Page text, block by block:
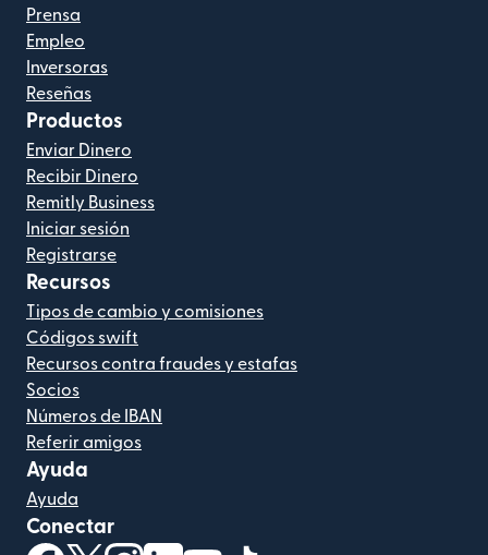
Prensa
Empleo
Inversoras
Reseñas
Productos
Enviar Dinero
Recibir Dinero
Remitly Business
Iniciar sesión
Registrarse
Recursos
Tipos de cambio y comisiones
Códigos swift
Recursos contra fraudes y estafas
Socios
Números de IBAN
Referir amigos
Ayuda
Ayuda
Conectar